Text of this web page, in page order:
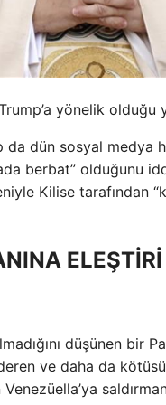
yönelik olduğu
da dün sosyal medya
berbat” olduğunu
Kilise tarafından
düşünen bir
ve daha da